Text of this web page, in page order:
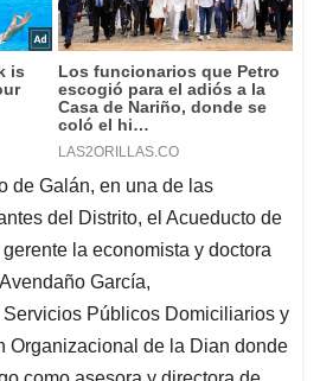
de Galán, en una de las
del Distrito, el Acueducto de
la economista y doctora
García,
Públicos Domiciliarios y
Organizacional de la Dian donde